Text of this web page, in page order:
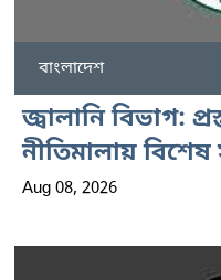
বাংলাদেশ
জ্বালানি বিভাগ:
নীতিমালায়
Aug 08, 2026